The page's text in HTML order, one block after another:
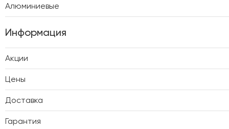
Алюминиевые
Информация
Акции
Цены
Доставка
Гарантия